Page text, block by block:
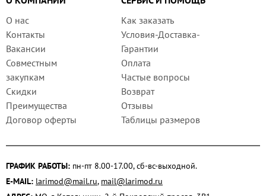
О нас
Контакты
Вакансии
Совместным
закупкам
Скидки
Преимущества
Договор оферты
Как заказать
Условия-Доставка-
Гарантии
Оплата
Частые вопросы
Возврат
Отзывы
Таблицы размеров
ГРАФИК РАБОТЫ: пн-пт 8.00-17.00, сб-вс-выходной.
E-MAIL: larimod@mail.ru, mail@larimod.ru